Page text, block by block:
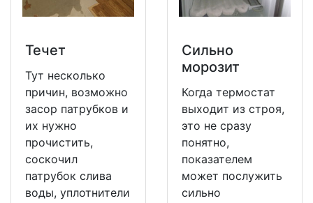
Течет
Тут несколько
причин, возможно
засор патрубков и
их нужно
прочистить,
соскочил
патрубок слива
воды, уплотнители
Сильно
морозит
Когда термостат
выходит из строя,
это не сразу
понятно,
показателем
может послужить
сильно